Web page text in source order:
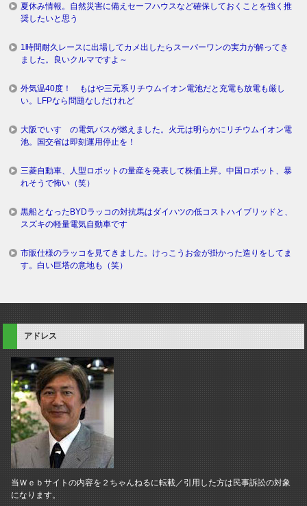
夏休み情報。自然災害に備えセーフハウスなど確保しておくことを強く推
奨したいと思う
1時間耐久レースに出場してカメ出したらスーパーワンの実力が解ってき
ました。良いクルマですよ～
外気温40度！ もはや三元系リチウムイオン電池だと充電も放電も厳し
い。LFPなら問題なしだけれど
大阪でいすゞの電気バスが燃えました。火元は明らかにリチウムイオン電
池。国交省は即刻運用停止を！
三菱自動車、人型ロボットの量産を発表して株価上昇。中国ロボット、暴
れそうで怖い（笑）
黒船となったBYDラッコの対抗馬はダイハツの低コストハイブリッドと、
スズキの軽量電気自動車です
市販仕様のラッコを見てきました。けっこうお金が掛かった造りをしてま
す。白い巨塔の意地も（笑）
アドレス
当Ｗｅｂサイトの内容を２ちゃんねるに転載／引用した方は民事訴訟の対象
になります。